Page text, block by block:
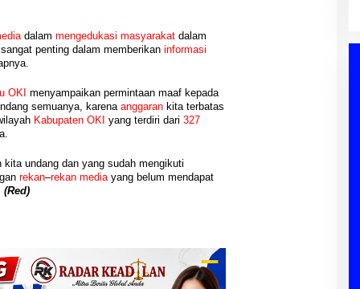
dalam mengedukasi masyarakatdalam
penting dalam memberikan informasi
OKI menyampaikan permintaan maaf kepada
semuanya, karena anggarankita terbatas
Kabupaten OKI yang terdiri dari 327
undang dan yang sudah mengikuti
rekan–rekan mediayang belum mendapat
(Red)